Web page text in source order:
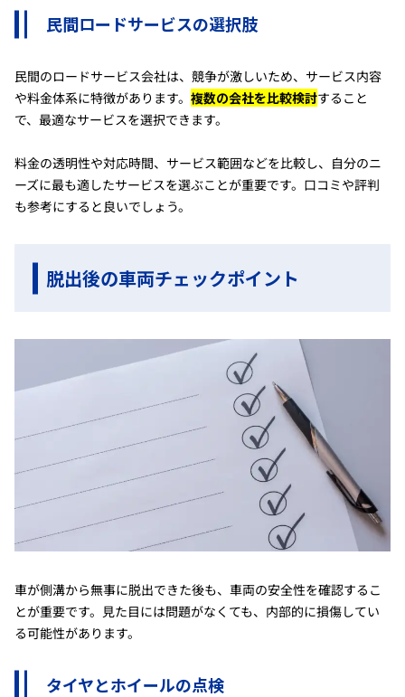
民間ロードサービスの選択肢
民間のロードサービス会社は、競争が激しいため、サービス内容
や料金体系に特徴があります。 複数の会社を比較検討すること
で、最適なサービスを選択できます。
料金の透明性や対応時間、サービス範囲などを比較し、自分のニ
ーズに最も適したサービスを選ぶことが重要です。口コミや評判
も参考にすると良いでしょう。
脱出後の車両チェックポイント
車が側溝から無事に脱出できた後も、車両の安全性を確認するこ
とが重要です。見た目には問題がなくても、内部的に損傷してい
る可能性があります。
タイヤとホイールの点検